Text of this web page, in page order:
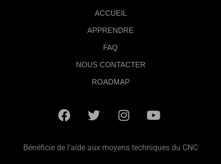
ACCUEIL
APPRENDRE
FAQ
NOUS CONTACTER
ROADMAP
Bénéficie de l’aide aux moyens techniques du CNC